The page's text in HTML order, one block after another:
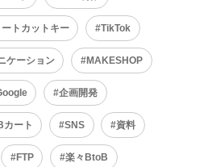
トカットキー TikTok
ケーション MAKESHOP
企画開発
カート SNS 資料
FTP 楽々BtoB